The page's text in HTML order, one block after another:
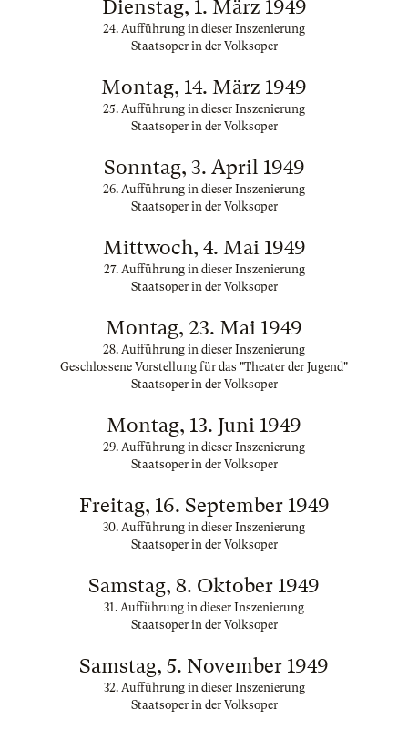
Dienstag, 1. März 1949
24. Aufführung in dieser Inszenierung
Staatsoper in der Volksoper
Montag, 14. März 1949
25. Aufführung in dieser Inszenierung
Staatsoper in der Volksoper
Sonntag, 3. April 1949
26. Aufführung in dieser Inszenierung
Staatsoper in der Volksoper
Mittwoch, 4. Mai 1949
27. Aufführung in dieser Inszenierung
Staatsoper in der Volksoper
Montag, 23. Mai 1949
28. Aufführung in dieser Inszenierung
Geschlossene Vorstellung für das "Theater der Jugend"
Staatsoper in der Volksoper
Montag, 13. Juni 1949
29. Aufführung in dieser Inszenierung
Staatsoper in der Volksoper
Freitag, 16. September 1949
30. Aufführung in dieser Inszenierung
Staatsoper in der Volksoper
Samstag, 8. Oktober 1949
31. Aufführung in dieser Inszenierung
Staatsoper in der Volksoper
Samstag, 5. November 1949
32. Aufführung in dieser Inszenierung
Staatsoper in der Volksoper